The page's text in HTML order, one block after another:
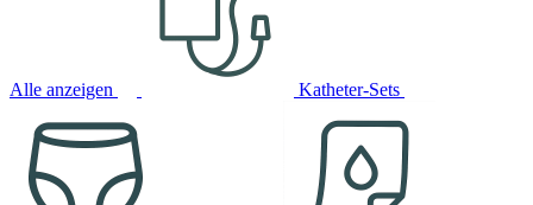
Alle anzeigen Katheter-Sets